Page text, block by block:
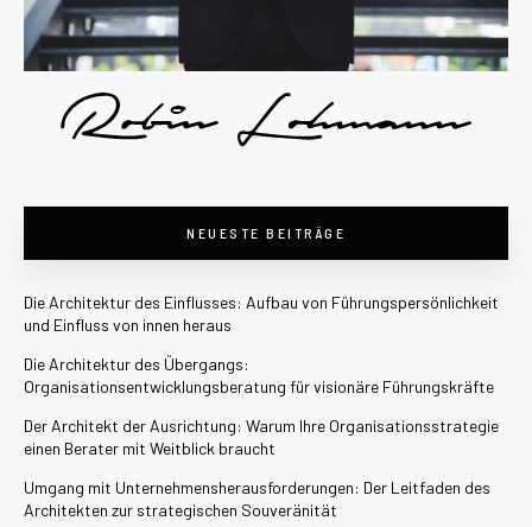
NEUESTE BEITRÄGE
Die Architektur des Einflusses: Aufbau von Führungspersönlichkeit
und Einfluss von innen heraus
Die Architektur des Übergangs:
Organisationsentwicklungsberatung für visionäre Führungskräfte
Der Architekt der Ausrichtung: Warum Ihre Organisationsstrategie
einen Berater mit Weitblick braucht
Umgang mit Unternehmensherausforderungen: Der Leitfaden des
Architekten zur strategischen Souveränität